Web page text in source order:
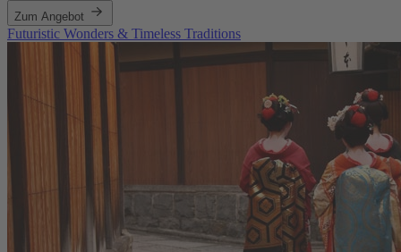
Zum Angebot
Futuristic Wonders & Timeless Traditions